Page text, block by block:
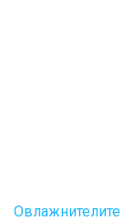
Овлажнителите